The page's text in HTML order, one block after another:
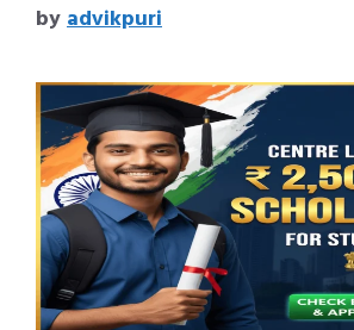
byadvikpuri